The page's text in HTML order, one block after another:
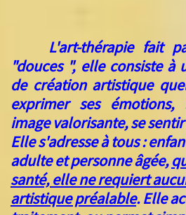
L'art-thérapie fait
"douces ", elle consiste à
de création artistique
exprimer ses
image valorisante, se
Elle s'adresse à tous :
adulte et personne âgée,
santé, ellene requiert
artistique préalable. Elle